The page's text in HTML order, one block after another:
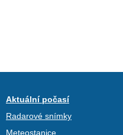
Aktuální počasí
Radarové snímky
Meteostanice